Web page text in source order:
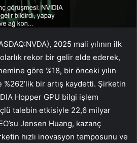
NVDA), 2025 mali yılının ilk
rekor bir gelir elde ederek,
göre %18, bir önceki yılın
bir artış kaydetti. Şirketin
Hopper GPU bilgi işlem
talebin etkisiyle 22,6 milyar
Jensen Huang, kazanç
hızlı inovasyon temposunu ve